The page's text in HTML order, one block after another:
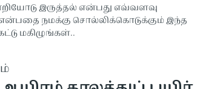
இருத்தல் என்பது எவ்வளவு
நமக்கு சொல்லிக்கொடுக்கும் இந்த
மகிழுங்கள்..